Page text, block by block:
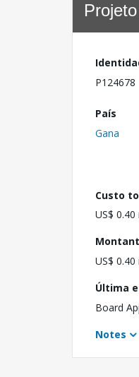
P124678
País
Gana
Custo
US$
US$
Última
Board
Notes